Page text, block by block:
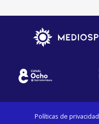
Políticas de privacidad